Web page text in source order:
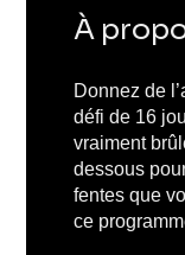
À
Donnez de
défi de 16
vraiment
dessous
fentes que
ce